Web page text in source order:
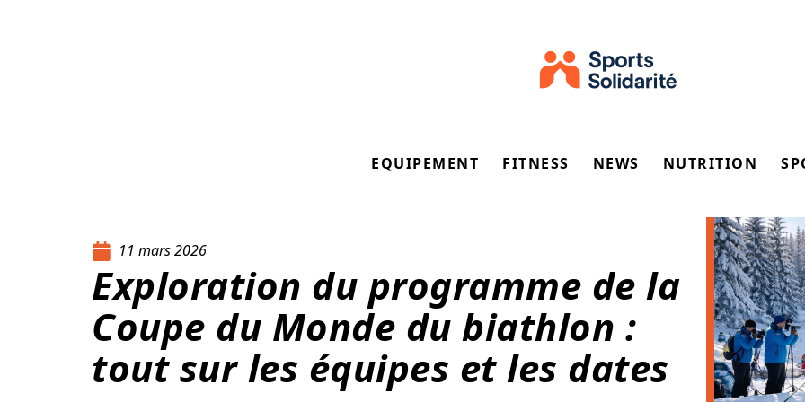
EQUIPEMENT FITNESS NEWS NUTRITION
11 mars 2026
Exploration du programme de la
Coupe du Monde du biathlon :
tout sur les équipes et les dates